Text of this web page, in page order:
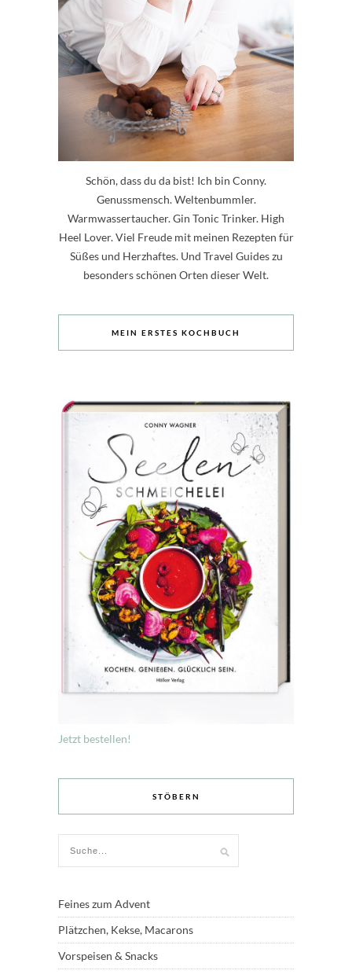
Schön, dass du da bist! Ich bin Conny.
Genussmensch. Weltenbummler.
Warmwassertaucher. Gin Tonic Trinker. High
Heel Lover. Viel Freude mit meinen Rezepten für
Süßes und Herzhaftes. Und Travel Guides zu
besonders schönen Orten dieser Welt.
MEIN ERSTES KOCHBUCH
Jetzt bestellen!
STÖBERN
Feines zum Advent
Plätzchen, Kekse, Macarons
Vorspeisen & Snacks